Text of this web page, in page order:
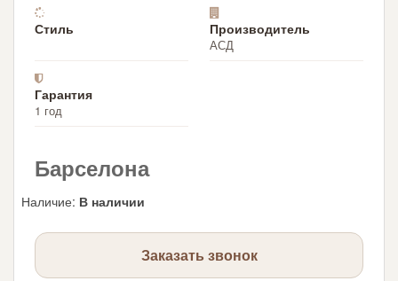
Стиль Производитель
АСД
Гарантия
1 год
Барселона
Наличие: В наличии
Заказать звонок